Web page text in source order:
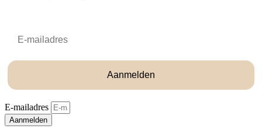
Aanmelden
E-mailadres
Aanmelden